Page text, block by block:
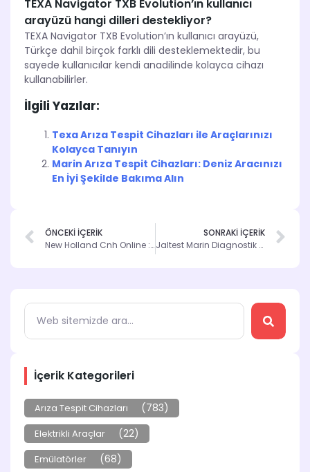
İçerik Kategorileri
Arıza Tespit Cihazları (783)
Elektrikli Araçlar (22)
Emülatörler (68)
TEXA Navigator TXB Evolution’ın kullanıcı
arayüzü hangi dilleri destekliyor?
TEXA Navigator TXB Evolution’ın kullanıcı arayüzü,
Türkçe dahil birçok farklı dili desteklemektedir, bu
sayede kullanıcılar kendi anadilinde kolayca cihazı
kullanabilirler.
İlgili Yazılar:
Texa Arıza Tespit Cihazları ile Araçlarınızı
Kolayca Tanıyın
Marin Arıza Tespit Cihazları: Deniz Aracınızı
En İyi Şekilde Bakıma Alın
ÖNCEKİ İÇERİK
New Holland Cnh Online : Yedek parça ve Şasi Sorgulama Rehberi
SONRAKİ İÇERİK
Jaltest Marin Diagnostik Aracı: Deniz Araçları İçin Yeni Nesil Sorun Giderme Çözümü